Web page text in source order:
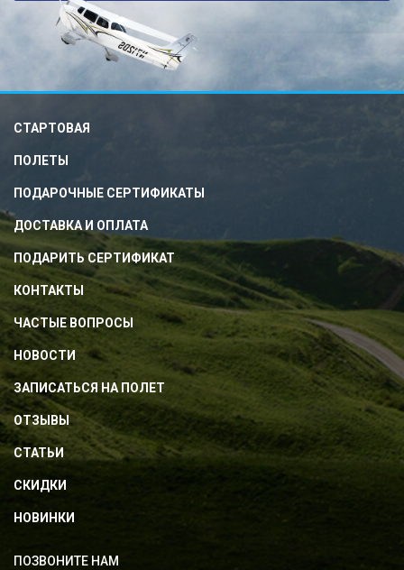
СТАРТОВАЯ
ПОЛЕТЫ
ПОДАРОЧНЫЕ СЕРТИФИКАТЫ
ДОСТАВКА И ОПЛАТА
ПОДАРИТЬ СЕРТИФИКАТ
КОНТАКТЫ
ЧАСТЫЕ ВОПРОСЫ
НОВОСТИ
ЗАПИСАТЬСЯ НА ПОЛЕТ
ОТЗЫВЫ
СТАТЬИ
СКИДКИ
НОВИНКИ
ПОЗВОНИТЕ НАМ